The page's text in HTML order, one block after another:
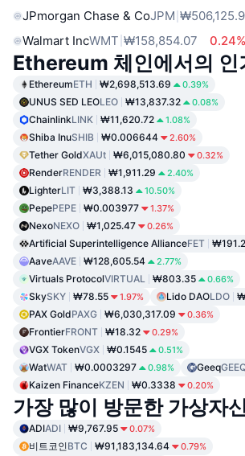
JPmorgan Chase & CoJPM
Walmart IncWMT ₩158,854.07 0.24%
Ethereum 체인에서의 인
EthereumETH ₩2,698,513.69 0.39%
UNUS SED LEOLEO ₩13,837.32 0.08%
ChainlinkLINK ₩11,620.72 1.08%
Shiba InuSHIB ₩0.006644 2.60%
Tether GoldXAUt ₩6,015,080.80 0.32%
RenderRENDER ₩1,911.29 2.40%
LighterLIT ₩3,388.13 10.50%
PepePEPE ₩0.003977 1.37%
NexoNEXO ₩1,025.47 0.26%
Artificial Superintelligence AllianceFET
AaveAAVE ₩128,605.54 2.77%
Virtuals ProtocolVIRTUAL ₩803.35 0.66%
SkySKY ₩78.55 1.97% Lido DAOLDO
PAX GoldPAXG ₩6,030,317.09 0.36%
FrontierFRONT ₩18.32 0.29%
VGX TokenVGX ₩0.1545 0.51%
WatWAT ₩0.0003297 0.98% Geeq
Kaizen FinanceKZEN ₩0.3338 0.20%
가장 많이 방문한 가상자
ADIADI ₩9,767.95 0.07%
비트코인BTC ₩91,183,134.64 0.79%